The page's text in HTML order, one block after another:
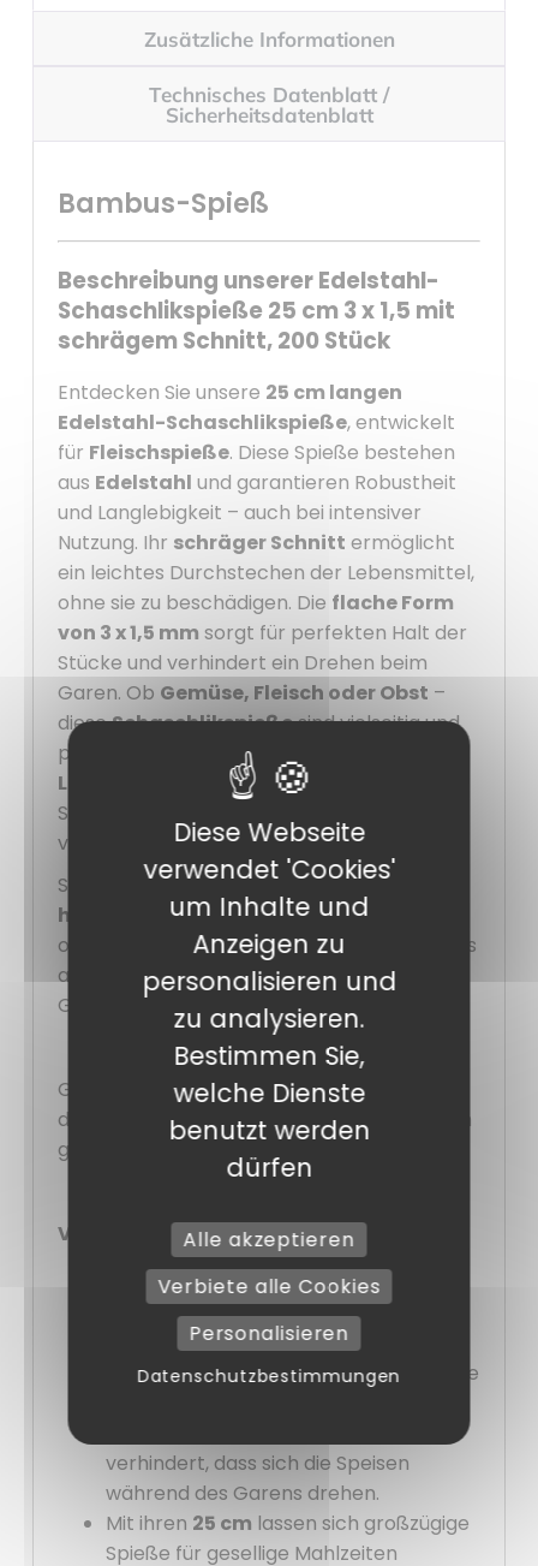
Zusätzliche Informationen
Technisches Datenblatt /
Sicherheitsdatenblatt
Bambus-Spieß
Beschreibung unserer Edelstahl-
Schaschlikspieße 25 cm 3 x 1,5 mit
schrägem Schnitt, 200 Stück
Entdecken Sie unsere 25 cm langen
Edelstahl-Schaschlikspieße, entwickelt
für Fleischspieße. Diese Spieße bestehen
aus Edelstahl und garantieren Robustheit
und Langlebigkeit – auch bei intensiver
Nutzung. Ihr schräger Schnitt ermöglicht
ein leichtes Durchstechen der Lebensmittel,
ohne sie zu beschädigen. Die flache Form
von 3 x 1,5 mm sorgt für perfekten Halt der
Stücke und verhindert ein Drehen beim
Garen. Ob Gemüse, Fleisch oder Obst –
dieseSchaschlikspießesind vielseitig und
passen zu all Ihren kulinarischen Ideen. Ihre
Länge von 25 cm ist ideal für großzügige
Spieße – perfekt, um Ihre Gäste zu
verwöhnen.
Sie sind leicht zu reinigen und halten
häufigem Spülenstand, ohne zu rosten
oder sich zu verformen. Dank ihres Materials
aus
420er Edelstahlbehalten sie ihren
Glanz über lange Zeit.
Gönnen Sie sich diese Schaschlikspieße
damit Ihr Barbecue und Grillen ganz einfach
gelingt.
Vorteile :
420erEdelstahlgefertigt, sind sie
stoßfest und korrosionsbeständig.
Der schräge Schnitt erleichtert das
Aufspießen von Lebensmitteln, ohne sie
verhindert, dass sich die Speisen
während des Garens drehen.
Mit ihren 25 cm lassen sich großzügige
Spieße für gesellige Mahlzeiten
Diese Webseite
verwendet 'Cookies'
um Inhalte und
Anzeigen zu
personalisieren und
zu analysieren.
Bestimmen Sie,
welche Dienste
benutzt werden
dürfen
Alle akzeptieren
Verbiete alle Cookies
Personalisieren
Datenschutzbestimmungen